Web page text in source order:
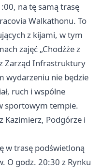
na tę samą trasę
Walkathonu. To
z kijami, w tym
zajęć „Chodźże z
Zarząd Infrastruktury
wydarzeniu nie będzie
ruch i wspólne
sportowym tempie.
Kazimierz, Podgórze i
w trasę podświetloną
O godz. 20:30 z Rynku